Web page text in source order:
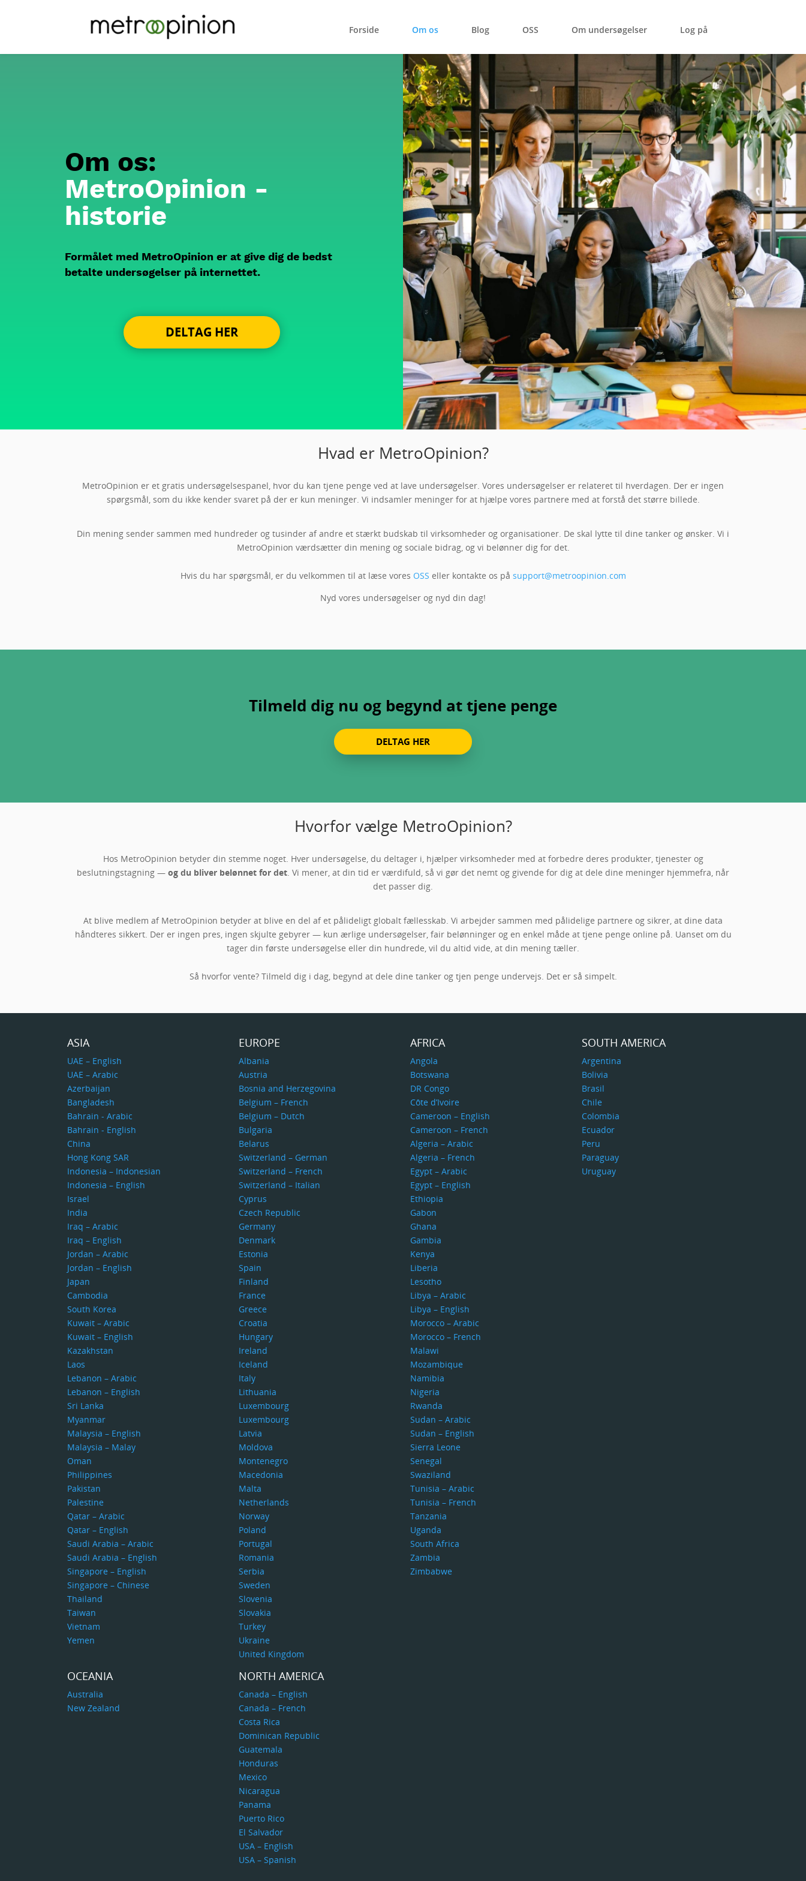
Forside Om os Blog OSS Om undersøgelser Log på
Om os:
MetroOpinion -
historie
Formålet med MetroOpinion er at give dig de bedst
betalte undersøgelser på internettet.
DELTAG HER
Hvad er MetroOpinion?
MetroOpinion er et gratis undersøgelsespanel, hvor du kan tjene penge ved at lave undersøgelser. Vores undersøgelser er relateret til hverdagen. Der er ingen
spørgsmål, som du ikke kender svaret på der er kun meninger. Vi indsamler meninger for at hjælpe vores partnere med at forstå det større billede.
Din mening sender sammen med hundreder og tusinder af andre et stærkt budskab til virksomheder og organisationer. De skal lytte til dine tanker og ønsker. Vi i
MetroOpinion værdsætter din mening og sociale bidrag, og vi belønner dig for det.
Hvis du har spørgsmål, er du velkommen til at læse vores OSS eller kontakte os på support@metroopinion.com
Nyd vores undersøgelser og nyd din dag!
Tilmeld dig nu og begynd at tjene penge
DELTAG HER
Hvorfor vælge MetroOpinion?
Hos MetroOpinion betyder din stemme noget. Hver undersøgelse, du deltager i, hjælper virksomheder med at forbedre deres produkter, tjenester og
beslutningstagning — og du bliver belønnet for det. Vi mener, at din tid er værdifuld, så vi gør det nemt og givende for dig at dele dine meninger hjemmefra, når
det passer dig.
At blive medlem af MetroOpinion betyder at blive en del af et pålideligt globalt fællesskab. Vi arbejder sammen med pålidelige partnere og sikrer, at dine data
håndteres sikkert. Der er ingen pres, ingen skjulte gebyrer — kun ærlige undersøgelser, fair belønninger og en enkel måde at tjene penge online på. Uanset om du
tager din første undersøgelse eller din hundrede, vil du altid vide, at din mening tæller.
Så hvorfor vente? Tilmeld dig i dag, begynd at dele dine tanker og tjen penge undervejs. Det er så simpelt.
ASIA
UAE – English
UAE – Arabic
Azerbaijan
Bangladesh
Bahrain - Arabic
Bahrain - English
China
Hong Kong SAR
Indonesia – Indonesian
Indonesia – English
Israel
India
Iraq – Arabic
Iraq – English
Jordan – Arabic
Jordan – English
Japan
Cambodia
South Korea
Kuwait – Arabic
Kuwait – English
Kazakhstan
Laos
Lebanon – Arabic
Lebanon – English
Sri Lanka
Myanmar
Malaysia – English
Malaysia – Malay
Oman
Philippines
Pakistan
Palestine
Qatar – Arabic
Qatar – English
Saudi Arabia – Arabic
Saudi Arabia – English
Singapore – English
Singapore – Chinese
Thailand
Taiwan
Vietnam
Yemen
EUROPE
Albania
Austria
Bosnia and Herzegovina
Belgium – French
Belgium – Dutch
Bulgaria
Belarus
Switzerland – German
Switzerland – French
Switzerland – Italian
Cyprus
Czech Republic
Germany
Denmark
Estonia
Spain
Finland
France
Greece
Croatia
Hungary
Ireland
Iceland
Italy
Lithuania
Luxembourg
Luxembourg
Latvia
Moldova
Montenegro
Macedonia
Malta
Netherlands
Norway
Poland
Portugal
Romania
Serbia
Sweden
Slovenia
Slovakia
Turkey
Ukraine
United Kingdom
AFRICA
Angola
Botswana
DR Congo
Côte d’Ivoire
Cameroon – English
Cameroon – French
Algeria – Arabic
Algeria – French
Egypt – Arabic
Egypt – English
Ethiopia
Gabon
Ghana
Gambia
Kenya
Liberia
Lesotho
Libya – Arabic
Libya – English
Morocco – Arabic
Morocco – French
Malawi
Mozambique
Namibia
Nigeria
Rwanda
Sudan – Arabic
Sudan – English
Sierra Leone
Senegal
Swaziland
Tunisia – Arabic
Tunisia – French
Tanzania
Uganda
South Africa
Zambia
Zimbabwe
SOUTH AMERICA
Argentina
Bolivia
Brasil
Chile
Colombia
Ecuador
Peru
Paraguay
Uruguay
OCEANIA
Australia
New Zealand
NORTH AMERICA
Canada – English
Canada – French
Costa Rica
Dominican Republic
Guatemala
Honduras
Mexico
Nicaragua
Panama
Puerto Rico
El Salvador
USA – English
USA – Spanish